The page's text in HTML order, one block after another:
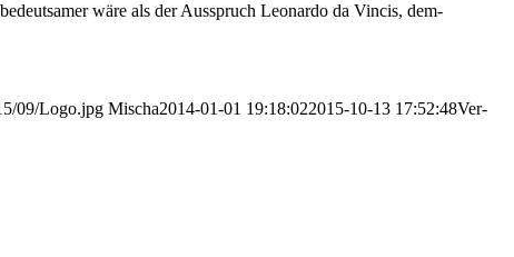
wäre als der Aus­spruch Leo­nar­do da Vin­cis, dem­
09/Logo.jpg Mischa2014-01-01 19:18:022015-10-13 17:52:48Ver­